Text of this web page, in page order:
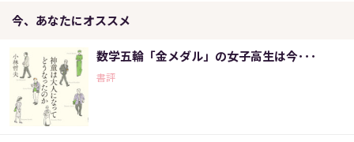
今、あなたにオススメ
数学五輪「金メダル」の女子高生は今･･･
書評